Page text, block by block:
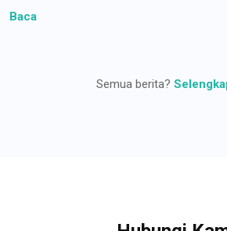
Baca
Semua berita?